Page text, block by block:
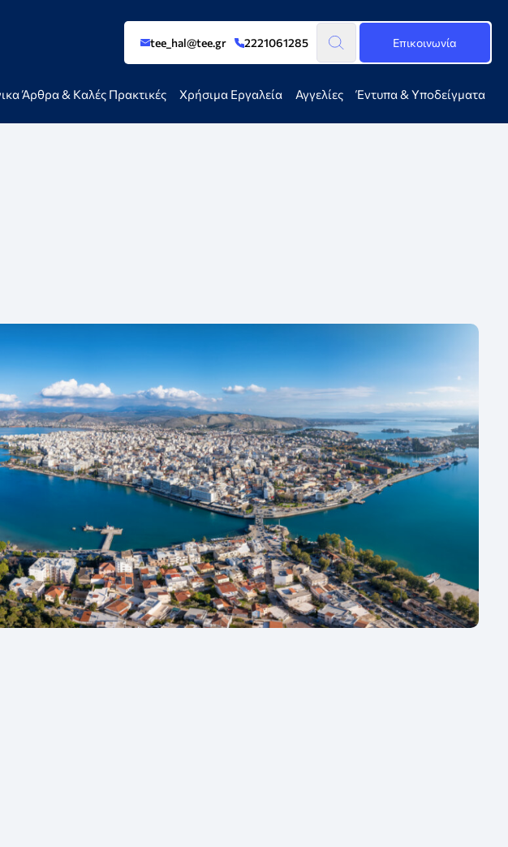
tee_hal@tee.gr 2221061285 Επικοινωνία
Άρθρα & Καλές Πρακτικές Χρήσιμα Εργαλεία Αγγελίες Έντυπα & Υποδείγματα